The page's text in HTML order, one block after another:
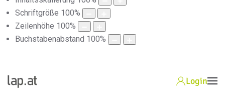
Schriftgröße 100%
Zeilenhöhe 100%
Buchstabenabstand 100%
Login